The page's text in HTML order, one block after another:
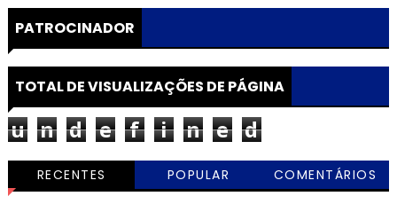
PATROCINADOR
TOTAL DE VISUALIZAÇÕES DE PÁGINA
u n d e f i n e d
RECENTES POPULAR COMENTÁRIOS